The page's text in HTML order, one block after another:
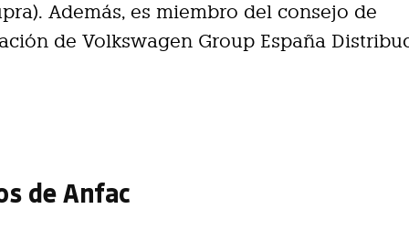
Además, es miembro del consejo de
de Volkswagen Group España
de Anfac